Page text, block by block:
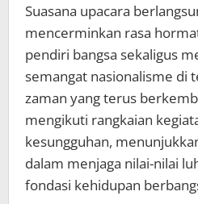
Suasana upacara
mencerminkan rasa
pendiri bangsa sekaligus
semangat nasionalisme di
zaman yang terus
mengikuti rangkaian
kesungguhan,
dalam menjaga nilai-nilai
fondasi kehidupan